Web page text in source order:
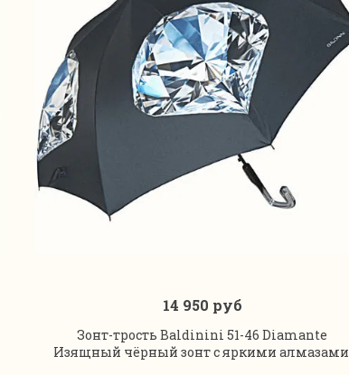
В корзину
14 950 руб
Зонт-трость Baldinini 51-46 Diamante
Изящный чёрный зонт с яркими алмазами